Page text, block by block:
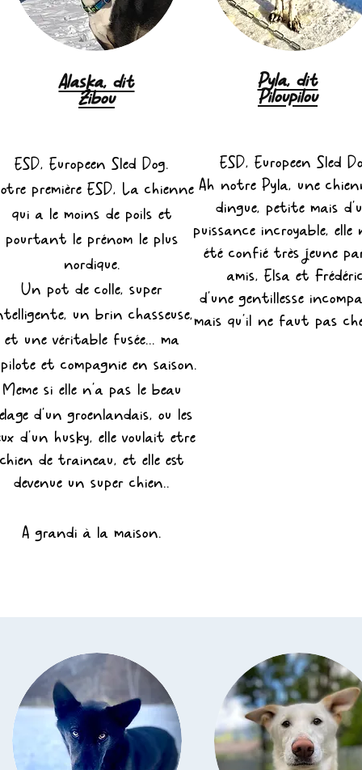
Alaska, dit
Zibou
ESD, Europeen Sled Dog.
première ESD, La chienne
qui a le moins de poils et
pourtant le prénom le plus
nordique.
Un pot de colle, super
un brin chasseuse,
et une véritable fusée... ma
et compagnie en saison.
Meme si elle n'a pas le beau
d'ungroenlandais, ou les
d'un husky, elle voulait etre
chien de traineau, et elle est
devenue un super chien..
A grandi à la maison.
Pyla, dit
Piloupilou
ESD, Europeen Sled
Ah notre Pyla, une
dingue, petite mais
puissance incroyable, elle
été confié très jeune
amis, Elsa et
d'une gentillesse
mais qu'il ne faut pas